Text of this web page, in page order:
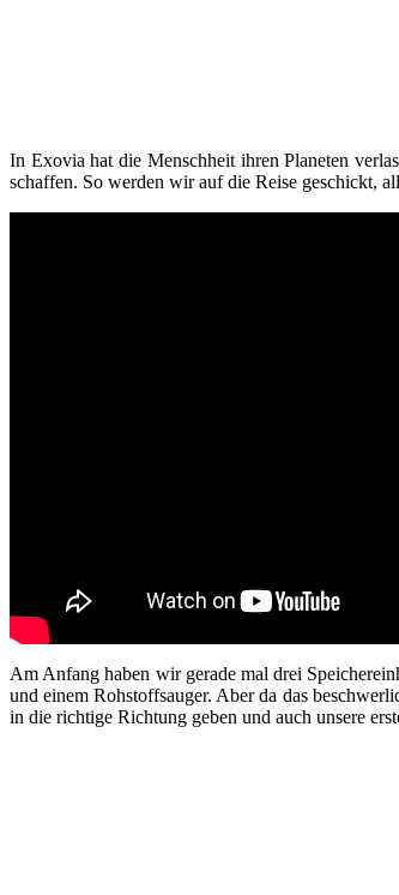
In Exovia hat die Menschheit ihren Planeten
schaffen. So werden wir auf die Reise geschickt,
Am Anfang haben wir gerade mal drei
und einem Rohstoffsauger. Aber da das
in die richtige Richtung geben und auch unsere